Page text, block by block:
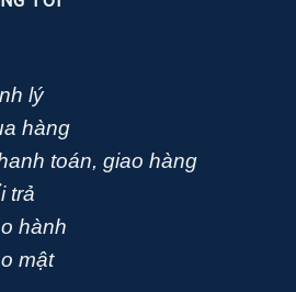
lý
hàng
toán, giao hàng
trả
hành
mật